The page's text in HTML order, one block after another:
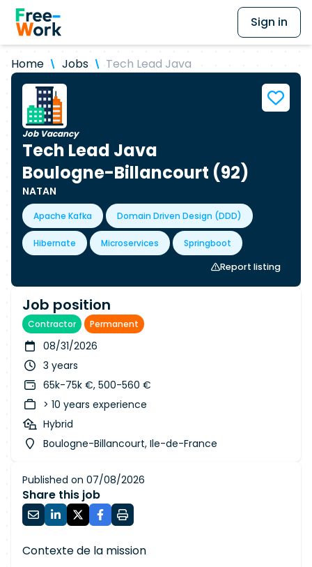
Sign in
Home Jobs Tech Lead Java
Job Vacancy
Tech Lead Java
Boulogne-Billancourt (92)
NATAN
Apache Kafka Domain Driven Design (DDD)
Hibernate Microservices
Springboot
Report listing
Job position
Contractor Permanent
08/31/2026
3 years
65k-75k €, 500-560 €
> 10 years experience
Hybrid
Boulogne-Billancourt, Ile-de-France
Published on 07/08/2026
Share this job
Contexte de la mission